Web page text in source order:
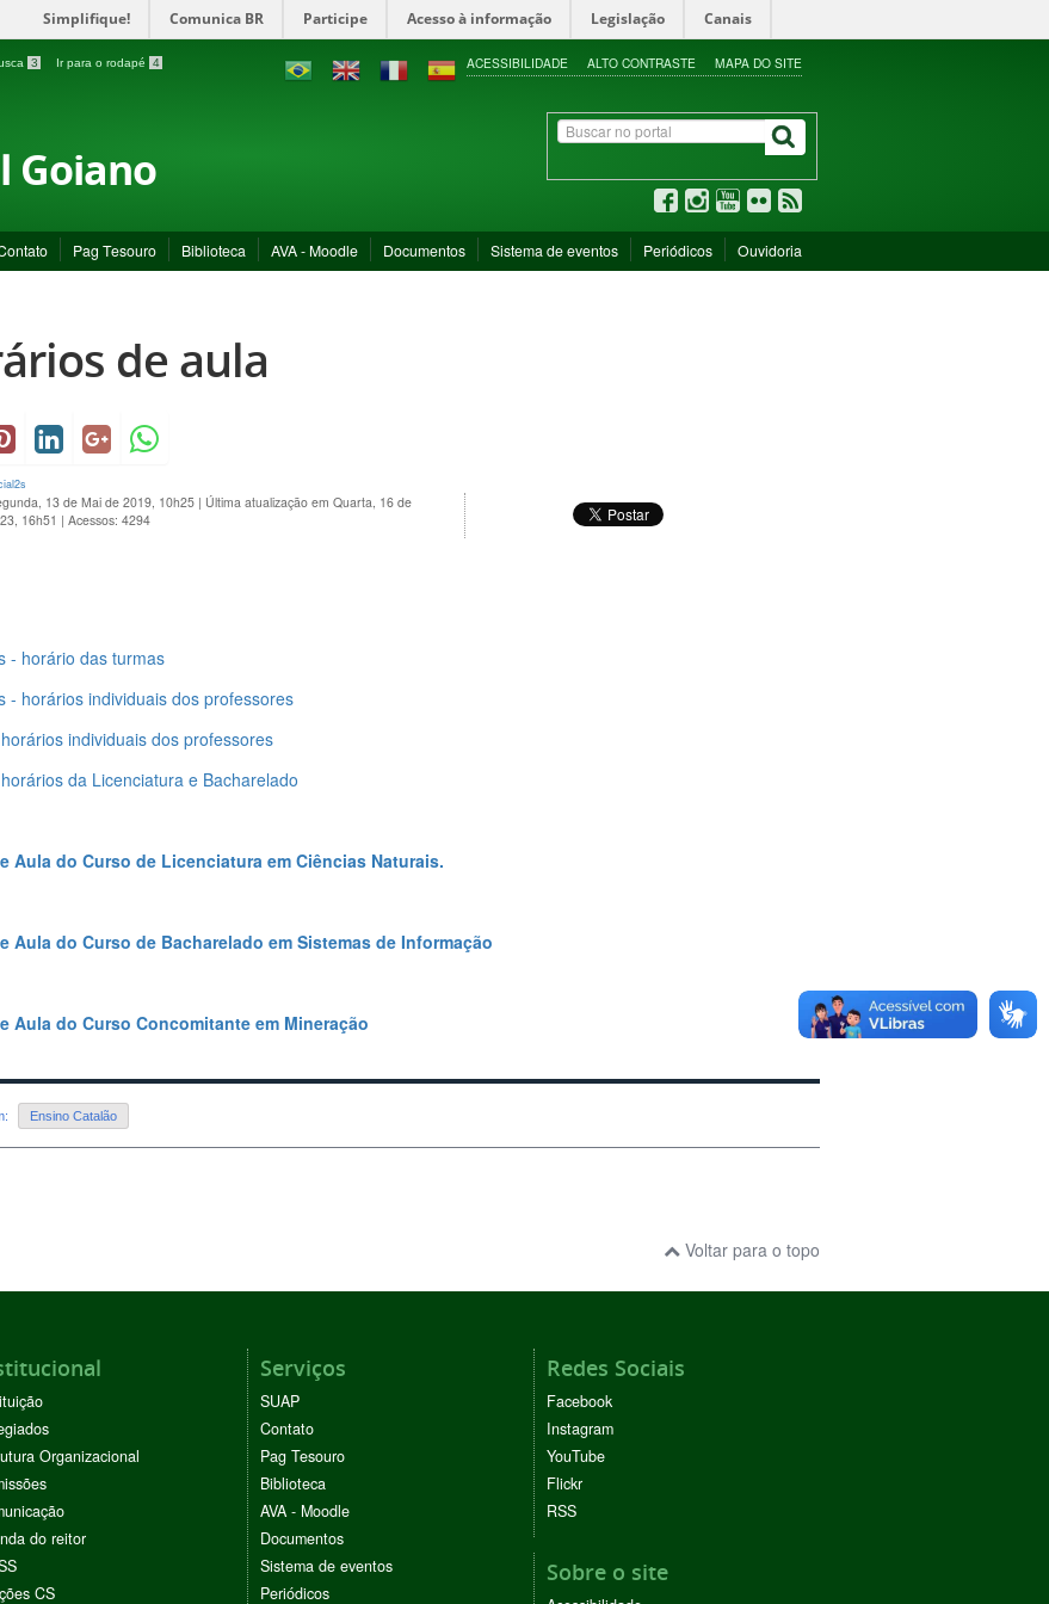
Simplifique! Comunica BR Participe Acesso à informação Legislação Canais
3 Ir para o rodapé 4 ACESSIBILIDADE ALTO CONTRASTE MAPA DO SITE
Goiano
Pag Tesouro Biblioteca AVA - Moodle Documentos Sistema de eventos Periódicos Ouvidoria
de aula
13 de Mai de 2019, 10h25 | Última atualização em Quarta, 16 de
16h51 | Acessos: 4294
- horário das turmas
- horários individuais dos professores
individuais dos professores
da Licenciatura e Bacharelado
Aula do Curso de Licenciatura em Ciências Naturais.
Aula do Curso de Bacharelado em Sistemas de Informação
Aula do Curso Concomitante em Mineração
Ensino Catalão
Voltar para o topo
Organizacional
do reitor
CS
Serviços
SUAP
Contato
Pag Tesouro
Biblioteca
AVA - Moodle
Documentos
Sistema de eventos
Periódicos
Redes Sociais
Facebook
Instagram
YouTube
Flickr
RSS
Sobre o site